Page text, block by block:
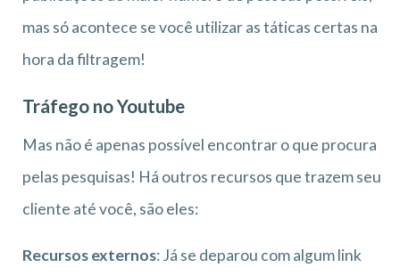
mas só acontece se você utilizar as táticas certas na
hora da filtragem!
Tráfego no Youtube
Mas não é apenas possível encontrar o que procura
pelas pesquisas! Há outros recursos que trazem seu
cliente até você, são eles:
Recursos externos:Já se deparou com algum link